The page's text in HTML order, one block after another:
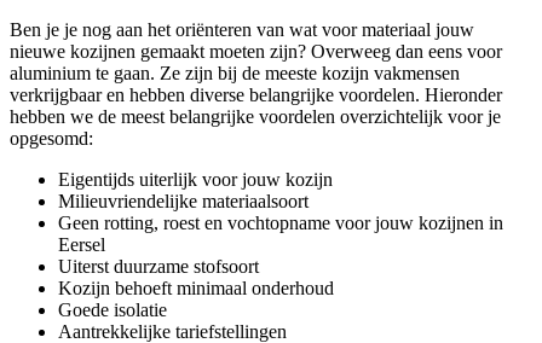
Ben je je nog aan het oriënteren van wat voor materiaal jouw
nieuwe kozijnen gemaakt moeten zijn? Overweeg dan eens voor
aluminium te gaan. Ze zijn bij de meeste kozijn vakmensen
verkrijgbaar en hebben diverse belangrijke voordelen. Hieronder
hebben we de meest belangrijke voordelen overzichtelijk voor je
opgesomd:
Eigentijds uiterlijk voor jouw kozijn
Milieuvriendelijke materiaalsoort
Geen rotting, roest en vochtopname voor jouw kozijnen in
Eersel
Uiterst duurzame stofsoort
Kozijn behoeft minimaal onderhoud
Goede isolatie
Aantrekkelijke tariefstellingen